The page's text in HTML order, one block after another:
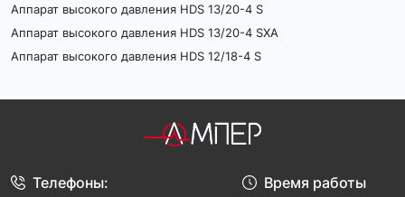
Аппарат высокого давления HDS 13/20-4 S
Аппарат высокого давления HDS 13/20-4 SXA
Аппарат высокого давления HDS 12/18-4 S
Телефоны: Время работы